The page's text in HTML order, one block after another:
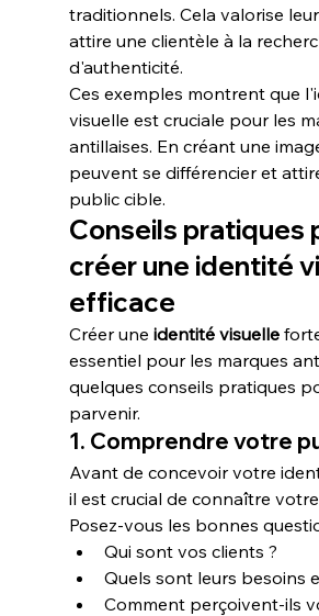
traditionnels. Cela valorise leur
attire une clientèle à la
d'authenticité.
Ces exemples montrent que
visuelle est cruciale pour les
antillaises. En créant une
peuvent se différencier et
public cible.
Conseils pratiques
créer une identité
efficace
Créer une identité visuelle
essentiel pour les marques
quelques conseils pratiques
parvenir.
1. Comprendre votre
Avant de concevoir votre
il est crucial de connaître
Posez-vous les bonnes
Qui sont vos clients ?
Quels sont leurs besoins
Comment perçoivent-ils